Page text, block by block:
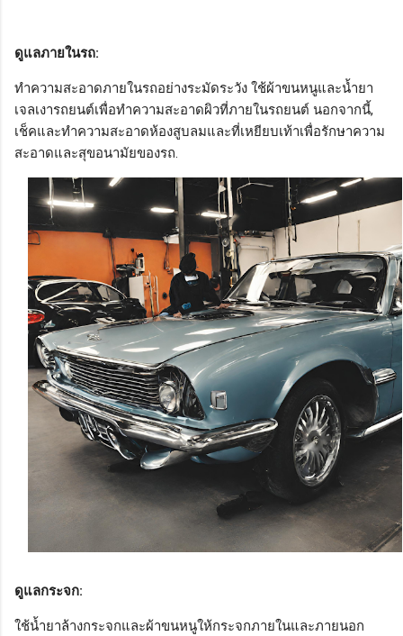
ดูแลภายในรถ:
ทำความสะอาดภายในรถอย่างระมัดระวัง ใช้ผ้าขนหนูและน้ำยา
เจลเงารถยนต์เพื่อทำความสะอาดผิวที่ภายในรถยนต์ นอกจากนี้,
เช็คและทำความสะอาดห้องสูบลมและที่เหยียบเท้าเพื่อรักษาความ
สะอาดและสุขอนามัยของรถ.
ดูแลกระจก:
ใช้น้ำยาล้างกระจกและผ้าขนหนูให้กระจกภายในและภายนอก